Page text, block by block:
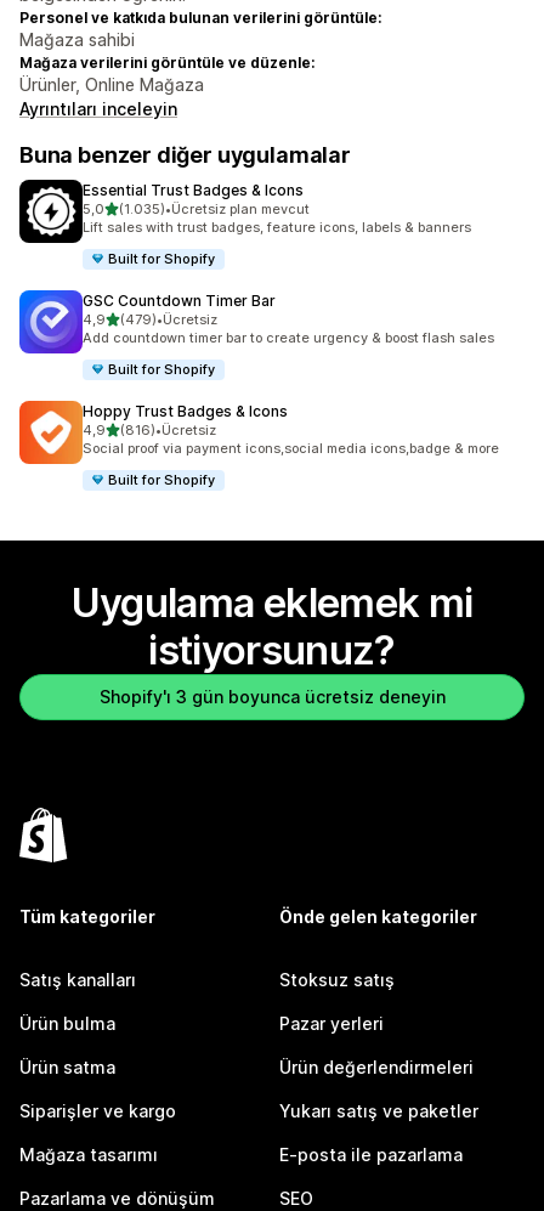
Personel ve katkıda bulunan verilerini görüntüle:
Mağaza sahibi
Mağaza verilerini görüntüle ve düzenle:
Ürünler, Online Mağaza
Ayrıntıları inceleyin
Buna benzer diğer uygulamalar
Essential Trust Badges & Icons
5,05 yıldız üzerinden
(1.035)
toplam 1035 değerlendirme
•Ücretsiz plan mevcut
Lift sales with trust badges, feature icons, labels & banners
Built for Shopify
GSC Countdown Timer Bar
4,95 yıldız üzerinden
(479)
toplam 479 değerlendirme
•Ücretsiz
Add countdown timer bar to create urgency & boost flash sales
Built for Shopify
Hoppy Trust Badges & Icons
4,95 yıldız üzerinden
(816)
toplam 816 değerlendirme
•Ücretsiz
Social proof via payment icons,social media icons,badge & more
Built for Shopify
Uygulama eklemek mi
istiyorsunuz?
Shopify'ı 3 gün boyunca ücretsiz deneyin
Tüm kategoriler
Satış kanalları
Ürün bulma
Ürün satma
Siparişler ve kargo
Mağaza tasarımı
Pazarlama ve dönüşüm
Önde gelen kategoriler
Stoksuz satış
Pazar yerleri
Ürün değerlendirmeleri
Yukarı satış ve paketler
E-posta ile pazarlama
SEO